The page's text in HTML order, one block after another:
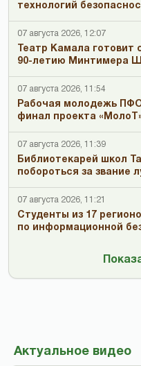
технологий
07 августа 2026, 12:07
Театр Камала готовит
90-летию Минтимера
07 августа 2026, 11:54
Рабочая молодежь
финал проекта
07 августа 2026, 11:39
Библиотекарей школ
побороться за звание
07 августа 2026, 11:21
Студенты из 17
по информационной
Актуальное видео